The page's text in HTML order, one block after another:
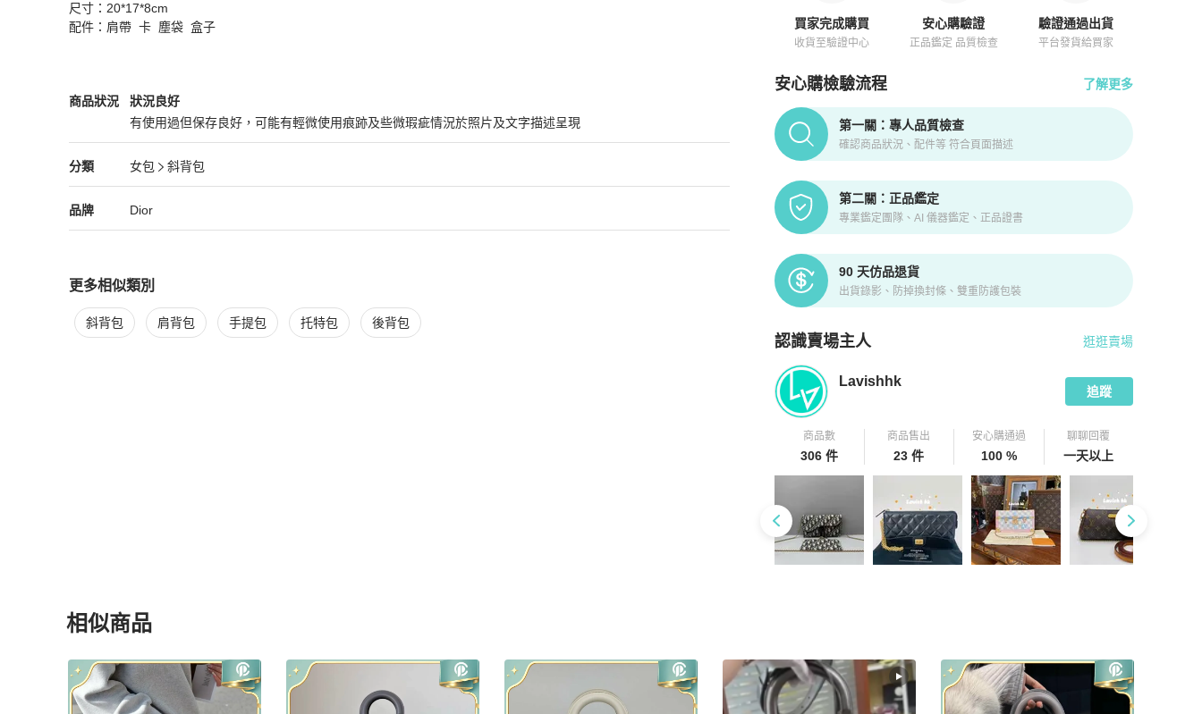
買家完成購買
收貨至驗證中心
安心購驗證
正品鑑定 品質檢查
驗證通過出貨
平台發貨給買家
安心購檢驗流程 了解更多
PopChill拍拍圈正品驗證、安心購檢驗流程介紹
第一關：專人品質檢查
確認商品狀況、配件等 符合頁面描述
第二關：正品鑑定
專業鑑定團隊、AI 儀器鑑定、正品證書
90 天仿品退貨
出貨錄影、防掉換封條、雙重防護包裝
認識賣場主人
PopChill 拍拍圈嚴選賣家
逛逛賣場
Lavishhk
追蹤
商品數
306 件
商品售出
23 件
安心購通過
100 %
聊聊回覆
一天以上
尺寸：20*17*8cm
配件：肩帶  卡  塵袋  盒子
商品狀況
Dior女包商品狀態與細節
狀況良好
有使用過但保存良好，可能有輕微使用痕跡及些微瑕疵情況於照片及文字描述呈現
狀況良好
分類
Dior女包 分類資訊
女包
斜背包
女包/斜背包推薦
品牌
Dior精品 女包品牌介紹
Dior
Dior推薦清單
更多相似類別
更多Dior 女包 相似商品推薦
斜背包 肩背包 手提包 托特包 後背包
相似商品
更多相似Dior女包推薦精品